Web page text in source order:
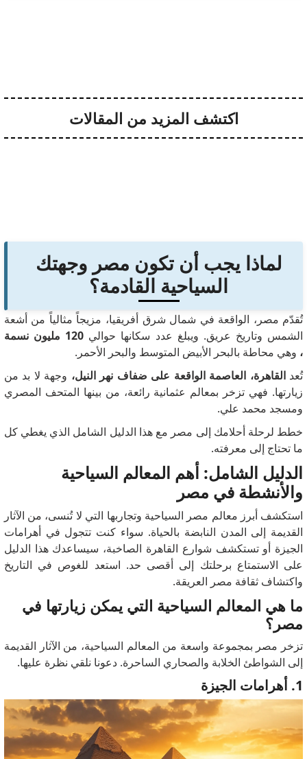
اكتشف المزيد من المقالات
لماذا يجب أن تكون مصر وجهتك
السياحية القادمة؟
تُقدّم مصر، الواقعة في شمال شرق أفريقيا، مزيجاً مثالياً من أشعة
الشمس وتاريخ عريق. ويبلغ عدد سكانها حوالي 120 مليون نسمة
، وهي محاطة بالبحر الأبيض المتوسط ​​والبحر الأحمر.
تُعدالقاهرة، العاصمة الواقعة على ضفاف نهر النيل، وجهة لا بد من
زيارتها. فهي تزخر بمعالم عثمانية رائعة، من بينها المتحف المصري
ومسجد محمد علي.
خطط لرحلة أحلامك إلى مصر مع هذا الدليل الشامل الذي يغطي كل
ما تحتاج إلى معرفته.
الدليل الشامل: أهم المعالم السياحية
والأنشطة في مصر
استكشف أبرز معالم مصر السياحية وتجاربها التي لا تُنسى، من الآثار
القديمة إلى المدن النابضة بالحياة. سواء كنت تتجول في أهرامات
الجيزة أو تستكشف شوارع القاهرة الصاخبة، سيساعدك هذا الدليل
على الاستمتاع برحلتك إلى أقصى حد. استعد للغوص في التاريخ
واكتشاف ثقافة مصر العريقة.
ما هي المعالم السياحية التي يمكن زيارتها في
مصر؟
تزخر مصر بمجموعة واسعة من المعالم السياحية، من الآثار القديمة
إلى الشواطئ الخلابة والصحاري الساحرة. دعونا نلقي نظرة عليها.
1. أهرامات الجيزة